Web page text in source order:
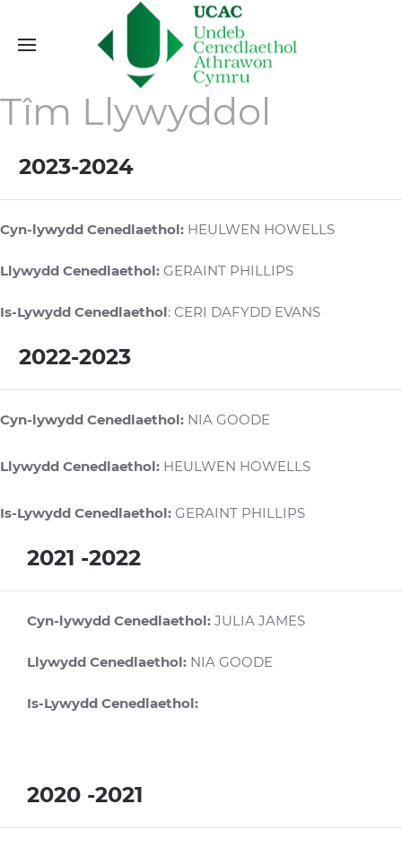
Tîm Llywyddol
2023-2024
Cyn-lywydd Cenedlaethol: HEULWEN HOWELLS
Llywydd Cenedlaethol: GERAINT PHILLIPS
Is-Lywydd Cenedlaethol: CERI DAFYDD EVANS
2022-2023
Cyn-lywydd Cenedlaethol: NIA GOODE
Llywydd Cenedlaethol: HEULWEN HOWELLS
Is-Lywydd Cenedlaethol: GERAINT PHILLIPS
2021 -2022
Cyn-lywydd Cenedlaethol: JULIA JAMES
Llywydd Cenedlaethol: NIA GOODE
Is-Lywydd Cenedlaethol:
2020 -2021